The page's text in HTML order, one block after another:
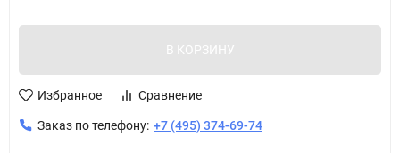
В КОРЗИНУ
Избранное Сравнение
Заказ по телефону: +7 (495) 374-69-74